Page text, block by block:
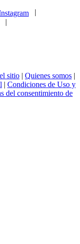
|
sitio | Quienes somos |
| Condiciones de Uso y
del consentimiento de